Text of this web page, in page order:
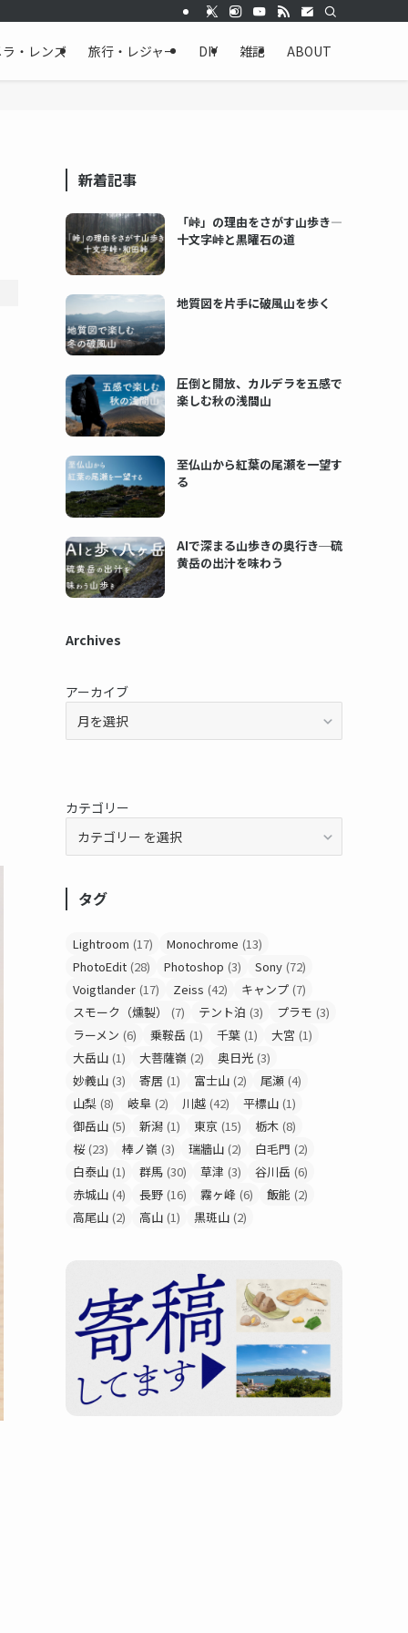
・レンズ 旅行・レジャー DIY 雑記 ABOUT
新着記事
「峠」の理由をさがす山歩き―
十文字峠と黒曜石の道
地質図を片手に破風山を歩く
圧倒と開放、カルデラを五感で
楽しむ秋の浅間山
至仏山から紅葉の尾瀬を一望す
る
AIで深まる山歩きの奥行き─硫
黄岳の出汁を味わう
Archives
アーカイブ
カテゴリー
タグ
Lightroom (17) Monochrome (13)
PhotoEdit (28) Photoshop (3) Sony (72)
Voigtlander (17) Zeiss (42) キャンプ (7)
スモーク（燻製）
(7) テント泊 (3) プラモ (3)
ラーメン (6) 乗鞍岳 (1) 千葉 (1) 大宮 (1)
大岳山 (1) 大菩薩嶺 (2) 奥日光 (3)
妙義山 (3) 寄居 (1) 富士山 (2) 尾瀬 (4)
山梨 (8) 岐阜 (2) 川越 (42) 平標山 (1)
御岳山 (5) 新潟 (1) 東京 (15) 栃木 (8)
桜 (23) 棒ノ嶺 (3) 瑞牆山 (2) 白毛門 (2)
白泰山 (1) 群馬 (30) 草津 (3) 谷川岳 (6)
赤城山 (4) 長野 (16) 霧ヶ峰 (6) 飯能 (2)
高尾山 (2) 高山 (1) 黒斑山 (2)